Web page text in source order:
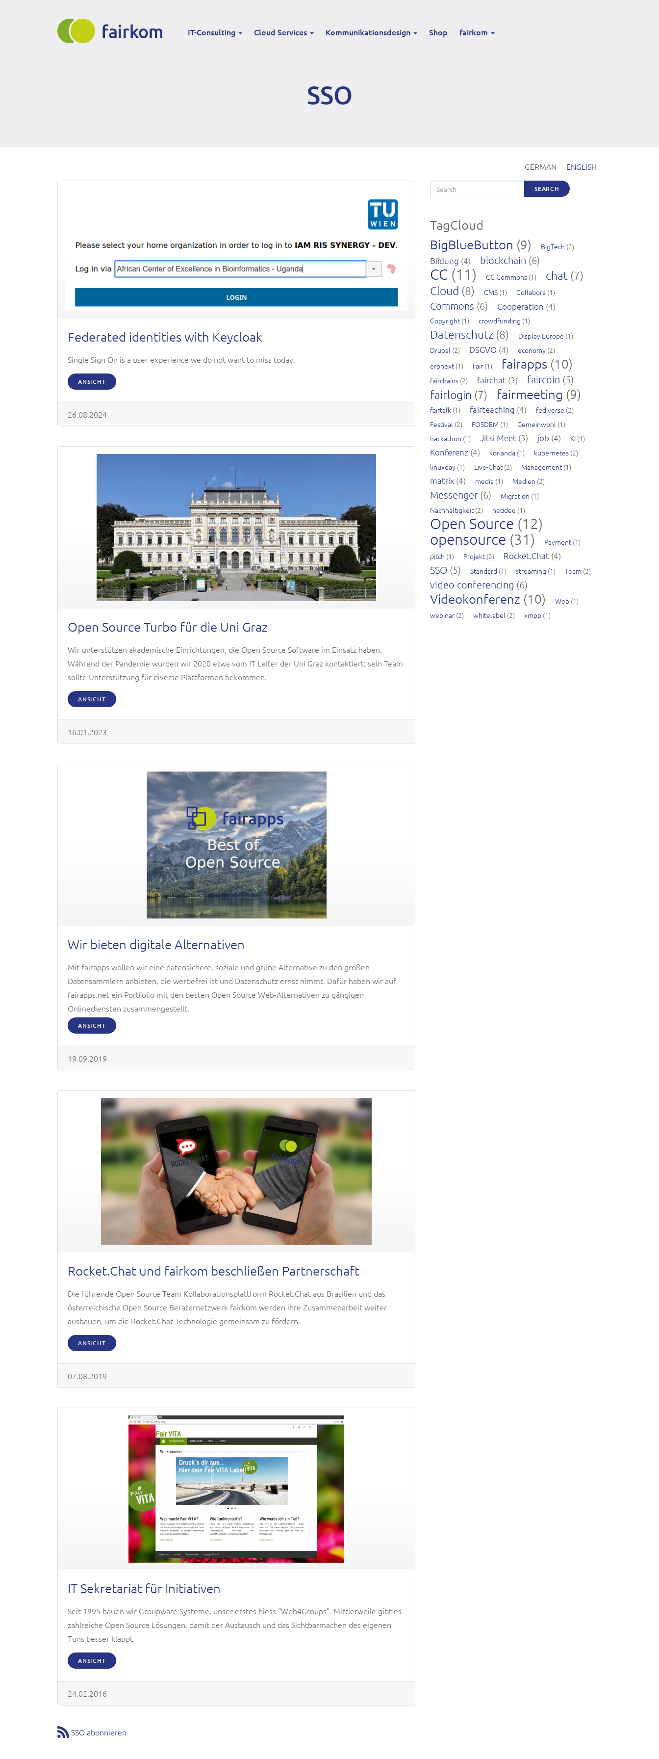
Main
navigation
IT-Consulting Cloud Services Kommunikationsdesign Shop fairkom
SSO
GERMAN ENGLISH
Federated identities with Keycloak
Single Sign On is a user experience we do not want to miss today.
ANSICHT
26.08.2024
Open Source Turbo für die Uni Graz
Wir unterstützen akademische Einrichtungen, die Open Source Software im Einsatz haben.
Während der Pandemie wurden wir 2020 etwa vom IT Leiter der Uni Graz kontaktiert: sein Team
sollte Unterstützung für diverse Plattformen bekommen.
ANSICHT
16.01.2023
Wir bieten digitale Alternativen
Mit fairapps wollen wir eine datensichere, soziale und grüne Alternative zu den großen
Datensammlern anbieten, die werbefrei ist und Datenschutz ernst nimmt. Dafür haben wir auf
fairapps.net ein Portfolio mit den besten Open Source Web-Alternativen zu gängigen
Onlinediensten zusammengestellt.
ANSICHT
19.09.2019
Rocket.Chat und fairkom beschließen Partnerschaft
Die führende Open Source Team Kollaborationsplattform Rocket.Chat aus Brasilien und das
österreichische Open Source Beraternetzwerk fairkom werden ihre Zusammenarbeit weiter
ausbauen, um die Rocket.Chat-Technologie gemeinsam zu fördern.
ANSICHT
07.08.2019
IT Sekretariat für Initiativen
Seit 1995 bauen wir Groupware Systeme, unser erstes hiess "Web4Groups". Mittlerweile gibt es
zahlreiche Open Source Lösungen, damit der Austausch und das Sichtbarmachen des eigenen
Tuns besser klappt.
ANSICHT
24.02.2016
SSO abonnieren
Search SEARCH
TagCloud
BigBlueButton (9) BigTech (2)
Bildung (4) blockchain (6)
CC (11) CC Commons (1) chat (7)
Cloud (8) CMS (1) Collabora (1)
Commons (6) Cooperation (4)
Copyright(1) crowdfunding (1)
Datenschutz (8) Display Europe (1)
Drupal (2) DSGVO (4) economy (2)
erpnext(1) Fair (1) fairapps (10)
fairchains (2) fairchat (3) faircoin (5)
fairlogin (7) fairmeeting (9)
fairtalk (1) fairteaching (4) fediverse (2)
Festival (2) FOSDEM (1) Gemeinwohl (1)
hackathon (1) Jitsi Meet (3) job (4) KI (1)
Konferenz (4) korianda (1) kubernetes (2)
linuxday (1) Live-Chat(2) Management(1)
matrix (4) media (1) Medien (2)
Messenger (6) Migration (1)
Nachhaltigkeit(2) netidee (1)
Open Source (12)
opensource (31) Payment(1)
pitch (1) Projekt(2) Rocket.Chat (4)
SSO (5) Standard (1) streaming (1) Team (2)
video conferencing (6)
Videokonferenz (10) Web (1)
webinar (2) whitelabel (2) xmpp (1)